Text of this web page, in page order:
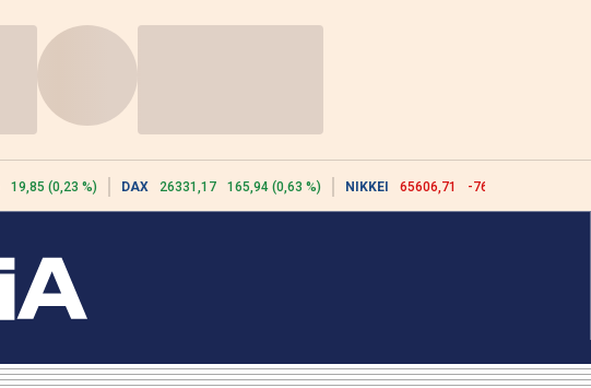
19,85 (0,23 %) DAX 26331,17 165,94 (0,63 %) NIKKEI 65606,71 -76,55 (-0,12 %)